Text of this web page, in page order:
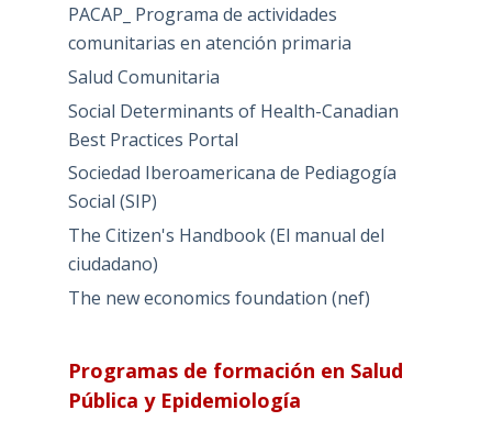
PACAP_ Programa de actividades
comunitarias en atención primaria
Salud Comunitaria
Social Determinants of Health-Canadian
Best Practices Portal
Sociedad Iberoamericana de Pediagogía
Social (SIP)
The Citizen's Handbook (El manual del
ciudadano)
The new economics foundation (nef)
Programas de formación en Salud
Pública y Epidemiología